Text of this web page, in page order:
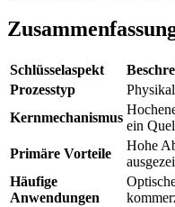
Schlüsselaspekt
Prozesstyp
Kernmechanismus
ein
Primäre Vorteile
Hohe
Häufige
Anwendungen